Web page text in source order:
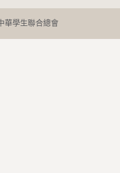
華學生聯合總會